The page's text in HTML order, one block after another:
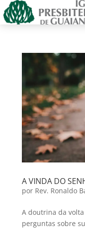
A VINDA DO
por Rev. Ronaldo
A doutrina da
perguntas sobre